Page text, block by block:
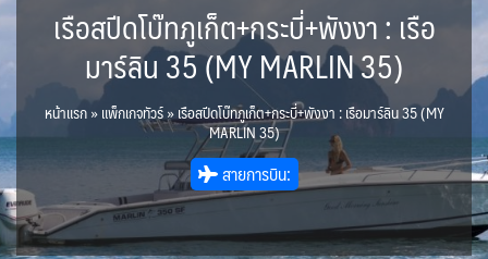
เอเชียกลาง 6 LKA ศรีลังกา
AFG อัฟกานิสถาน
LKA ศรีลังกา + BGD บังคลา
ศ
BTN ภูฏาน 2
BRN บรูไน 0
KHM กัมพูชา จีน 282
HKG ฮ่องกง - มาเก๊า 10 IND อินเดีย 21
IDN อินโดนีเซีย IRN อิหร่าน 0
สวิตเซอร์แลนด์ เยอรมนี
MNE มอนเตเนโกร 1
แอลเบเนีย - Albania
Balkan บอลข่าน ล่าแสงเหนือ-ใต้
Baltic บอลติก 4
ยุโรปตะวันออก 12 ยุโรปราคาถูก 1
ออสเตรีย - Austria
AZE อาเซอร์ไบจาน 2 BIH บอสเนีย & เฮอร์เซโกวีนา
อเมริกาใต้ 8 อเมริกากลาง
ARG อาร์เจนตินา
CAN แคนาดา 0
CHL ชิลี 3
ECU เอกวาดอร์ 0 PER เปรู 2
USA สหรัฐอเมริกา 6 บราซิล เปรู
เม็กซิโก คิวบา อเมริกา แคนาดา 1
ทัวร์ ล่องเรือสำราญยุโรป 5 ทัวร์ ล่องเรือสำราญอลาสก้า
ทัวร์ ล่องเรือสำราญอเมริกา ทัวร์ ล่องเรือสำราญเอเชีย 0
ทัวร์ ล่องเรือสำราญประเท
ศอื่นๆ
ตูนีเซีย - Tunisia 1 โมร็อคโค - Morocco
เกาะโบราโบร่า - Bora Bora ขั้วโลกเหนือ 3
แอฟริกาใต้ - South Africa
3
ขั้วโลกใต้ แทนซาเนีย - Tanzania 2
เคนย่า - Kenya 2
นิวซีแลนด์ - New Zealand
ล่องเรือดินเนอร์ วันวาเลนไทน์ ล่องเรือดินเนอร์วันลอยกระทง
18
ล่องเรือดินเนอร์วันปีใหม่ 19 เรือรอบกลางวัน กทม.
ล่องเรือดินเนอร์แม่น้ำ
าพระยา
ล่องเรือโปรแกรมอยุธยา 9
ล่องเรือ รอบ Sunset 14
ล่องเรือเหมาลำ / เหมาชั้น /
อยอร์ช / Speed Boat ส่วนตัวทั่ว
เทศ
เรือยอร์ช / Speed Boat ฯลฯ
บ Join ทั่วประเทศ
72
ตั๋วสวนสนุก 0 บุฟเฟต์โรงแรม/ร้านอาหาร 2
บุฟเฟต์ใบหยก 7 ไทยบัสฟู้ดทัวร์ 1
ตั๋วเรือ Hop-on Hop-off 0
โปรแกรมทัวร์ทั่วไทย 0 แต่งชุดไทยถ่ายรูปวัดอรุณฯ
1
พิเศษ! ล่องเรือเทศกาลชมพลุ
ยา
ห้องพักราคาพิเศษ 3
ความรู้ทั่วไป
สถานที่ท่องเที่ยว
เรือสปีดโบ๊ทภูเก็ต+กระบี่+พังงา : เรือ
มาร์ลิน 35 (MY MARLIN 35)
หน้าแรก»แพ็กเกจทัวร์»เรือสปีดโบ๊ทภูเก็ต+กระบี่+พังงา : เรือมาร์ลิน 35 (MY
MARLIN 35)
สายการบิน: